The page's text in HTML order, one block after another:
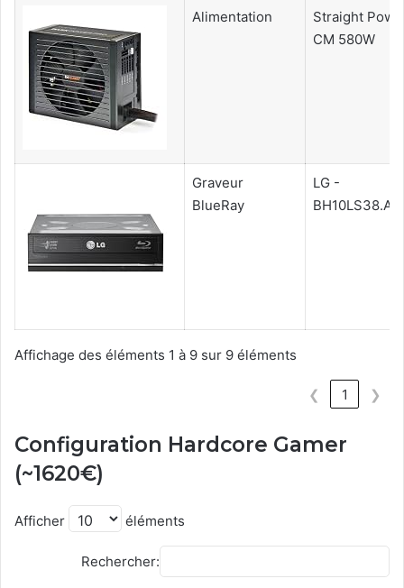
Alimentation
Straight
CM 580W
Graveur
BlueRay
LG -
Affichage des éléments 1 à 9 sur 9 éléments
❮ 1 ❯
Configuration Hardcore Gamer
(~1620€)
Afficher éléments
Rechercher: